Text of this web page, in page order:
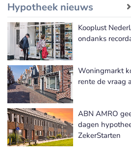
Hypotheek nieuws
Kooplust
ondanks
Woningmarkt
rente de vraag
ABN AMRO
dagen
ZekerStarten